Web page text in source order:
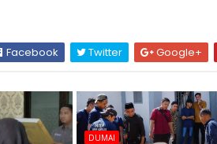
Facebook Twitter Google+
DUMAI